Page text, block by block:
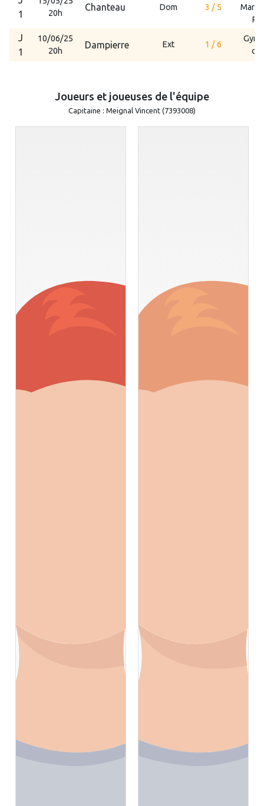
1
20h
Chanteau Dom 3 / 5
J
1
10/06/25
20h
Dampierre Ext 1 / 6
Joueurs et joueuses de l'équipe
Capitaine : Meignal Vincent (7393008)